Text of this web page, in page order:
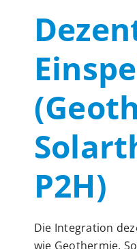
P2H)
Die Integration
wie Geothermie,